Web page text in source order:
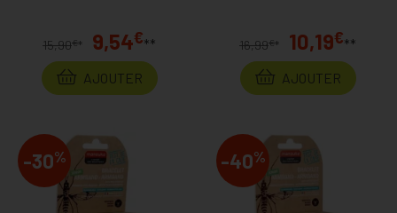
15,90€* 9,54€**
AJOUTER
16,99€* 10,19€**
AJOUTER
-30% -40%